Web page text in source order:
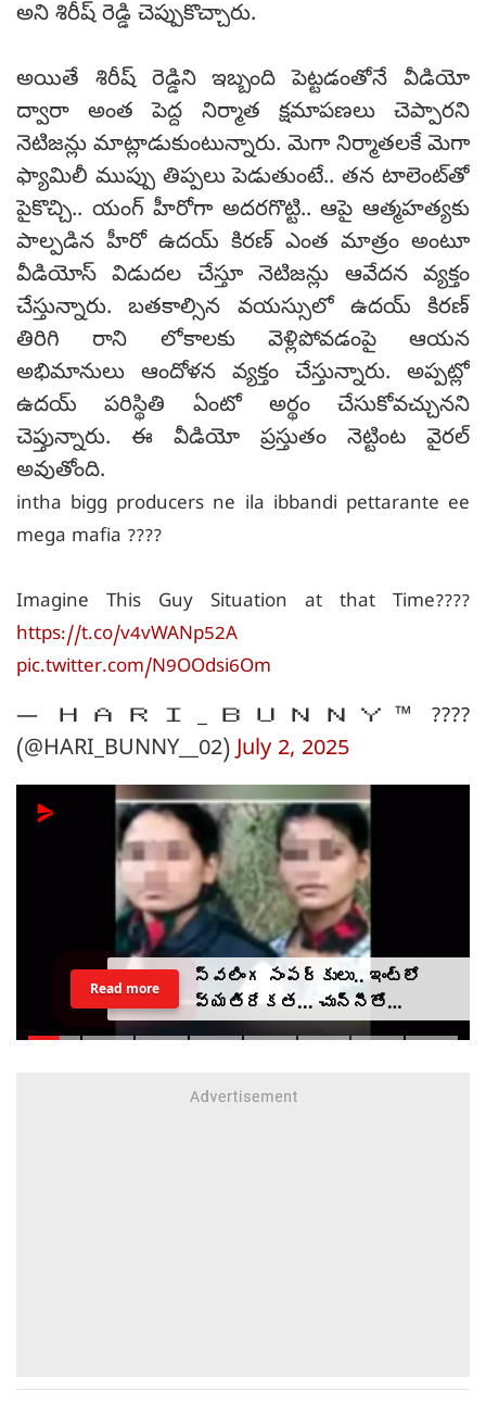
అని శిరీష్ రెడ్డి చెప్పుకొచ్చారు.
అయితే శిరీష్ రెడ్డిని ఇబ్బంది పెట్టడంతోనే వీడియో
ద్వారా అంత పెద్ద నిర్మాత క్షమాపణలు చెప్పారని
నెటిజన్లు మాట్లాడుకుంటున్నారు. మెగా నిర్మాతలకే మెగా
ఫ్యామిలీ ముప్పు తిప్పలు పెడుతుంటే.. తన టాలెంట్‌తో
పైకొచ్చి.. యంగ్ హీరోగా అదరగొట్టి.. ఆపై ఆత్మహత్యకు
పాల్పడిన హీరో ఉదయ్ కిరణ్ ఎంత మాత్రం అంటూ
వీడియోస్ విడుదల చేస్తూ నెటిజన్లు ఆవేదన వ్యక్తం
చేస్తున్నారు. బతకాల్సిన వయస్సులో ఉదయ్ కిరణ్
తిరిగి రాని లోకాలకు వెళ్లిపోవడంపై ఆయన
అభిమానులు ఆందోళన వ్యక్తం చేస్తున్నారు. అప్పట్లో
ఉదయ్ పరిస్థితి ఏంటో అర్థం చేసుకోవచ్చునని
చెప్తున్నారు. ఈ వీడియో ప్రస్తుతం నెట్టింట వైరల్
అవుతోంది.
intha bigg producers ne ila ibbandi pettarante ee
mega mafia ????
Imagine This Guy Situation at that Time????
https://t.co/v4vWANp52A
pic.twitter.com/N9OOdsi6Om
— ＨＡＲＩ_ＢＵＮＮＹ™ ????️
(@HARI_BUNNY__02)July 2, 2025
స్వలింగ సంపర్కులు.. ఇంట్లో
వ్యతిరేకత... చున్నీతో
ఉరేసుకుని ఆత్మహత్య
Read more